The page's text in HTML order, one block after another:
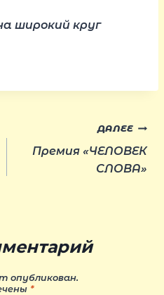
широкий круг
ДАЛЕЕ
Премия «ЧЕЛОВЕК
СЛОВА»
опубликован.
*